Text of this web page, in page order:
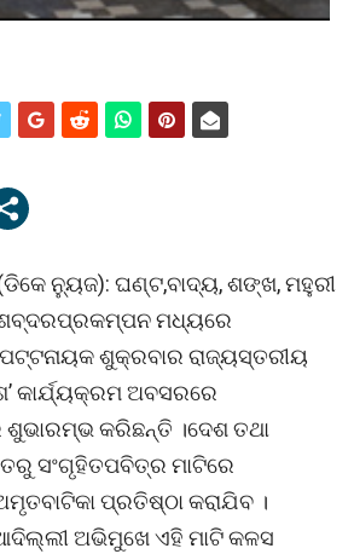
ନୁ୍ୟଜ): ଘଣ୍ଟ,ବାଦ୍ୟ, ଶଙ୍ଖ, ମହୁରୀ
ମଧ୍ୟରେ
ଶୁକ୍ରବାର ରାଜ୍ୟସ୍ତରୀୟ
କାର୍ଯ୍ୟକ୍ରମ ଅବସରରେ
ଶୁଭାରମ୍ଭ କରିଛନ୍ତି ।ଦେଶ ତଥା
ସଂଗୃହିତପବିତ୍ର ମାଟିରେ
ପ୍ରତିଷ୍ଠା କରାଯିବ ।
ଅଭିମୁଖେ ଏହି ମାଟି କଳସ